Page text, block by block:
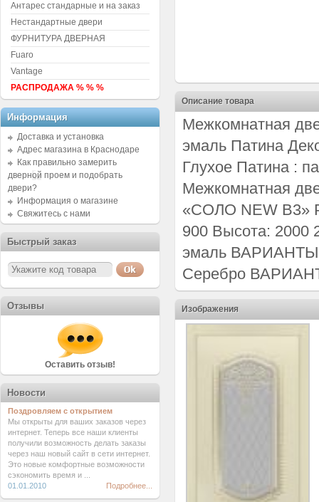
Описание товара
Межкомнатная
эмаль Патина
Глухое Патина :
Межкомнатная
«СОЛО NEW B3»
900 Высота:
эмаль
Серебро
Изображения
Антарес стандарные и на заказ
Нестандартные двери
ФУРНИТУРА ДВЕРНАЯ
Fuaro
Vantage
РАСПРОДАЖА % % %
Информация
Доставка и установка
Адрес магазина в Краснодаре
Как правильно замерить
дверной проем и подобрать
двери?
Информация о магазине
Свяжитесь с нами
Быстрый заказ
Отзывы
Оставить отзыв!
Новости
Поздровляем с открытием
Мы открыты для ваших заказов через
интернет. Теперь все наши клиенты
получили возможность делать заказы
через наш новый сайт в сети интернет.
Это новые комфортные возможности
сэкономить время и ...
01.01.2010
Подробнее...